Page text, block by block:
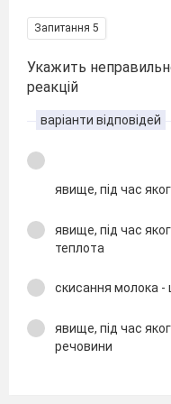
Запитання 5
Укажить
реакцій
варіанти відповідей
явище, під час
явище, під час
теплота
скисання молока -
явище, під час
речовини